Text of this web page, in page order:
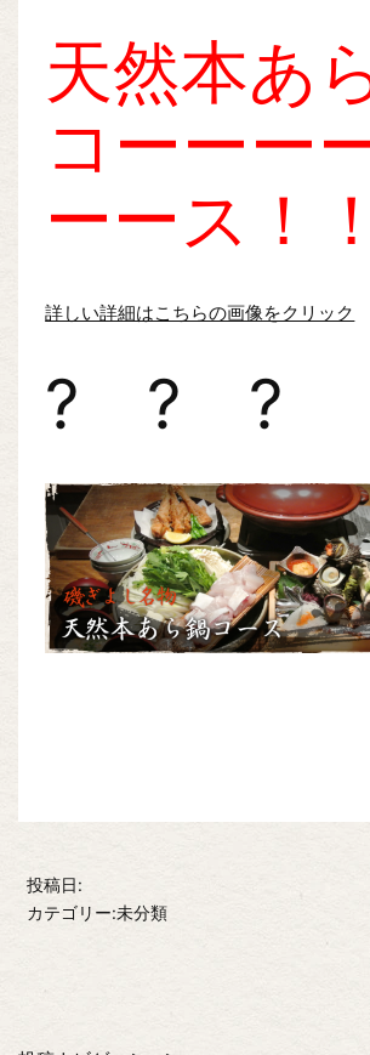
天然本あ
コーーー
ーース！！
詳しい詳細はこちらの画像をクリック
? ? ?
投稿日:
カテゴリー:未分類